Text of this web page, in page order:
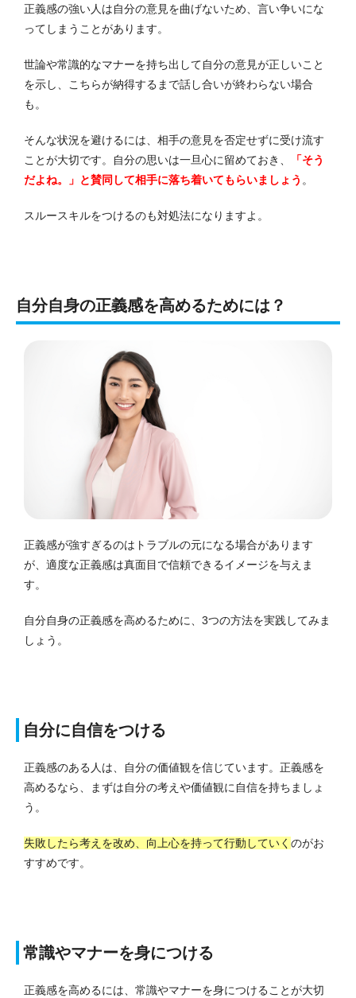
正義感の強い人は自分の意見を曲げないため、言い争いにな
ってしまうことがあります。
世論や常識的なマナーを持ち出して自分の意見が正しいこと
を示し、こちらが納得するまで話し合いが終わらない場合
も。
そんな状況を避けるには、相手の意見を否定せずに受け流す
ことが大切です。
自分の思いは一旦心に留めておき、
「そう
だよね。」と賛同して相手に落ち着いてもらいましょう 。
スルースキルをつけるのも対処法になりますよ。
自分自身の正義感を高めるためには？
正義感が強すぎるのはトラブルの元になる場合があります
が、適度な正義感は真面目で信頼できるイメージを与えま
す。
自分自身の正義感を高めるために、3つの方法を実践してみま
しょう。
自分に自信をつける
正義感のある人は、自分の価値観を信じています。 正義感を
高めるなら、まずは自分の考えや価値観に自信を持ちましょ
う。
失敗したら考えを改め、向上心を持って行動していく のがお
すすめです。
常識やマナーを身につける
正義感を高めるには、常識やマナーを身につけることが大切